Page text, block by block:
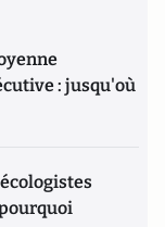
: jusqu'où